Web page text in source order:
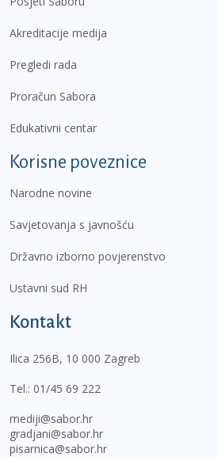
Akreditacije medija
Pregledi rada
Proračun Sabora
Edukativni centar
Korisne poveznice
Narodne novine
Savjetovanja s javnošću
Državno izborno povjerenstvo
Ustavni sud RH
Kontakt
Ilica 256B, 10 000 Zagreb
Tel.: 01/45 69 222
mediji@sabor.hr
gradjani@sabor.hr
pisarnica@sabor.hr